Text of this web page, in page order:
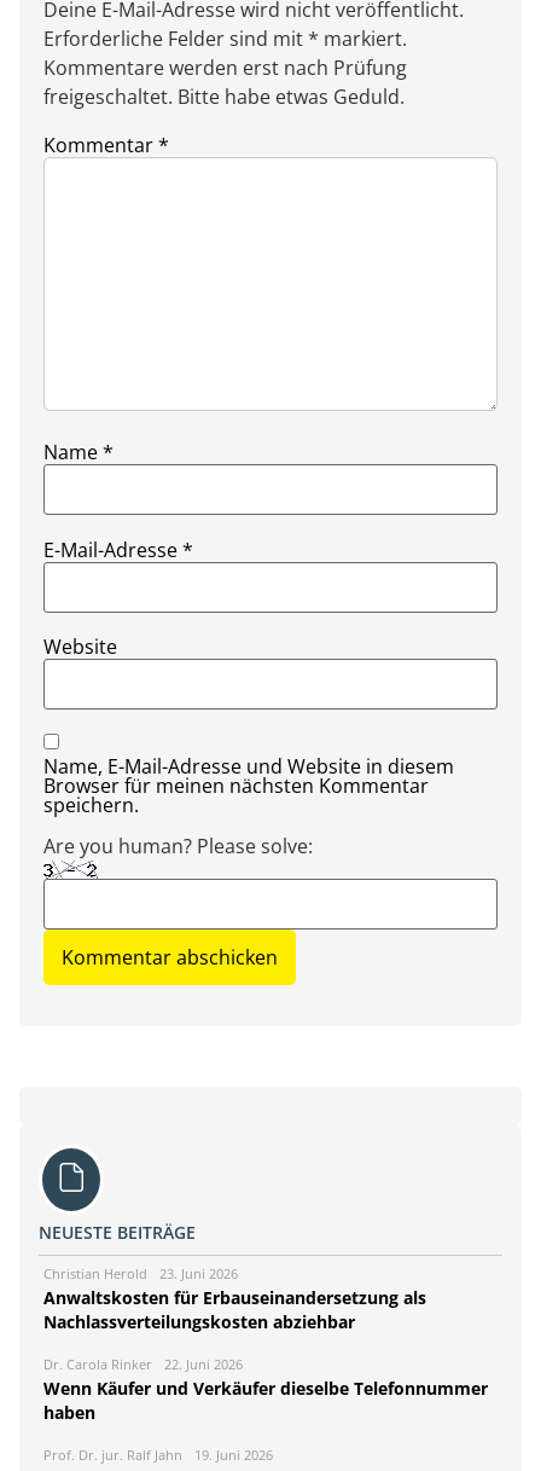
Deine E-Mail-Adresse wird nicht veröffentlicht.
Erforderliche Felder sind mit * markiert.
Kommentare werden erst nach Prüfung
freigeschaltet. Bitte habe etwas Geduld.
Kommentar*
Name*
E-Mail-Adresse*
Website
Name, E-Mail-Adresse und Website in diesem
Browser für meinen nächsten Kommentar
speichern.
Are you human? Please solve:
NEUESTE BEITRÄGE
Christian Herold 23. Juni 2026
Anwaltskosten für Erbauseinandersetzung als
Nachlassverteilungskosten abziehbar
Dr. Carola Rinker 22. Juni 2026
Wenn Käufer und Verkäufer dieselbe Telefonnummer
haben
Prof. Dr. jur. Ralf Jahn 19. Juni 2026